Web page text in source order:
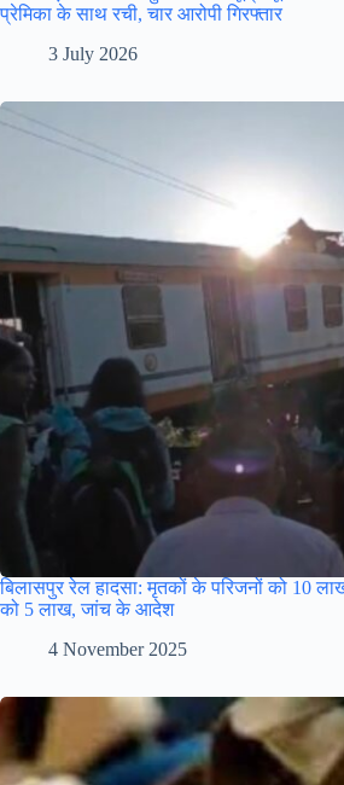
प्रेमिका के साथ रची, चार आरोपी गिरफ्तार
3 July 2026
बिलासपुर रेल हादसा: मृतकों के परिजनों को 10
को 5 लाख, जांच के आदेश
4 November 2025